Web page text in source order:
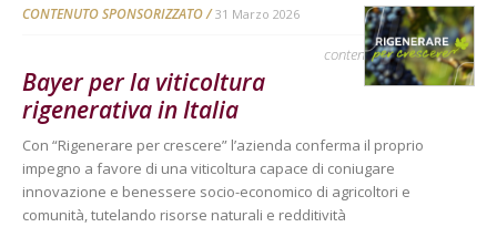
CONTENUTO SPONSORIZZATO 31 Marzo 2026
contenuto sponsorizzato
Bayer per la viticoltura
rigenerativa in Italia
Con “Rigenerare per crescere” l’azienda conferma il proprio
impegno a favore di una viticoltura capace di coniugare
innovazione e benessere socio-economico di agricoltori e
comunità, tutelando risorse naturali e redditività